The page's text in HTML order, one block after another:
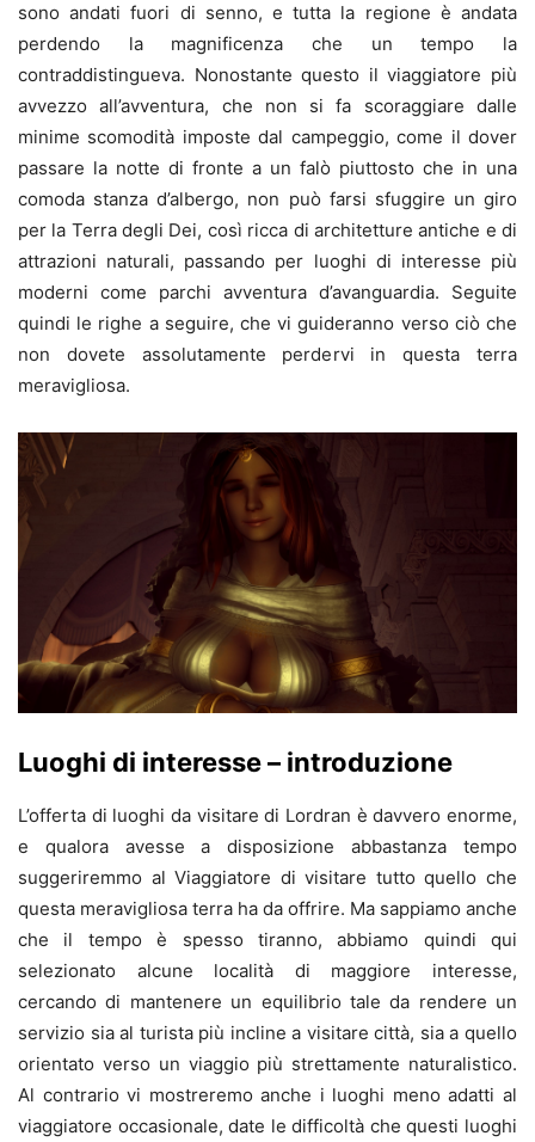
sono andati fuori di senno, e tutta la regione è andata
perdendo la magnificenza che un tempo la
contraddistingueva. Nonostante questo il viaggiatore più
avvezzo all’avventura, che non si fa scoraggiare dalle
minime scomodità imposte dal campeggio, come il dover
passare la notte di fronte a un falò piuttosto che in una
comoda stanza d’albergo, non può farsi sfuggire un giro
per la Terra degli Dei, così ricca di architetture antiche e di
attrazioni naturali, passando per luoghi di interesse più
moderni come parchi avventura d’avanguardia. Seguite
quindi le righe a seguire, che vi guideranno verso ciò che
non dovete assolutamente perdervi in questa terra
meravigliosa.
Luoghi di interesse – introduzione
L’offerta di luoghi da visitare di Lordran è davvero enorme,
e qualora avesse a disposizione abbastanza tempo
suggeriremmo al Viaggiatore di visitare tutto quello che
questa meravigliosa terra ha da offrire. Ma sappiamo anche
che il tempo è spesso tiranno, abbiamo quindi qui
selezionato alcune località di maggiore interesse,
cercando di mantenere un equilibrio tale da rendere un
servizio sia al turista più incline a visitare città, sia a quello
orientato verso un viaggio più strettamente naturalistico.
Al contrario vi mostreremo anche i luoghi meno adatti al
viaggiatore occasionale, date le difficoltà che questi luoghi